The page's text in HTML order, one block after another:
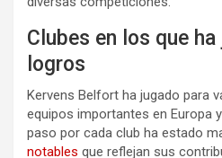
Clubes en los que
logros
Kervens Belfort ha jugado para
equipos importantes en Europa
paso por cada club ha estado
notables que reflejan sus